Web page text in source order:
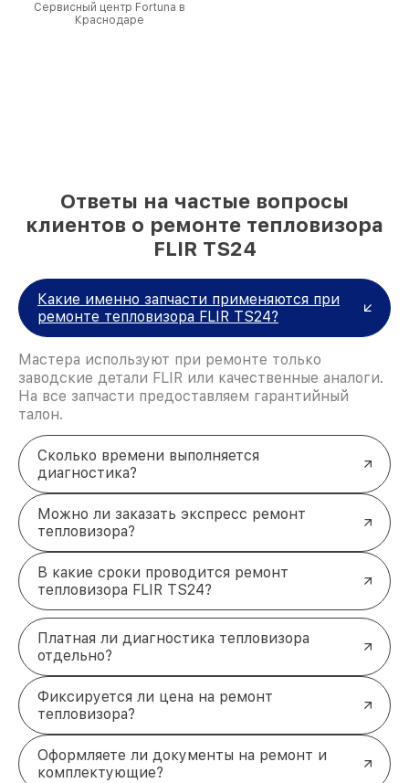
Сервисный центр Fortuna в
Краснодаре
Ответы на частые вопросы
клиентов о ремонте тепловизора
FLIR TS24
Какие именно запчасти применяются при
ремонте тепловизора FLIR TS24?
Мастера используют при ремонте только
заводские детали FLIR или качественные аналоги.
На все запчасти предоставляем гарантийный
талон.
Сколько времени выполняется
диагностика?
Можно ли заказать экспресс ремонт
тепловизора?
В какие сроки проводится ремонт
тепловизора FLIR TS24?
Платная ли диагностика тепловизора
отдельно?
Фиксируется ли цена на ремонт
тепловизора?
Оформляете ли документы на ремонт и
комплектующие?